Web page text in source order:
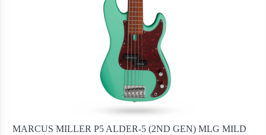
MARCUS MILLER P5 ALDER-5 (2ND GEN) MLG MILD